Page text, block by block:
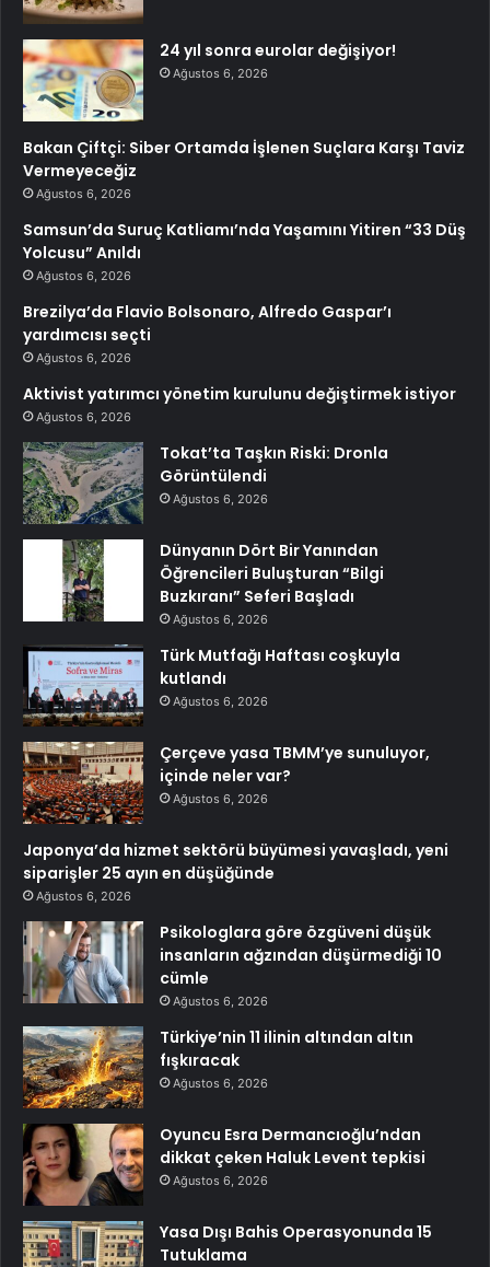
24 yıl sonra eurolar değişiyor!
Ağustos 6, 2026
Bakan Çiftçi: Siber Ortamda İşlenen Suçlara Karşı Taviz
Vermeyeceğiz
Ağustos 6, 2026
Samsun’da Suruç Katliamı’nda Yaşamını Yitiren “33 Düş
Yolcusu” Anıldı
Ağustos 6, 2026
Brezilya’da Flavio Bolsonaro, Alfredo Gaspar’ı
yardımcısı seçti
Ağustos 6, 2026
Aktivist yatırımcı yönetim kurulunu değiştirmek istiyor
Ağustos 6, 2026
Tokat’ta Taşkın Riski: Dronla
Görüntülendi
Ağustos 6, 2026
Dünyanın Dört Bir Yanından
Öğrencileri Buluşturan “Bilgi
Buzkıranı” Seferi Başladı
Ağustos 6, 2026
Türk Mutfağı Haftası coşkuyla
kutlandı
Ağustos 6, 2026
Çerçeve yasa TBMM’ye sunuluyor,
içinde neler var?
Ağustos 6, 2026
Japonya’da hizmet sektörü büyümesi yavaşladı, yeni
siparişler 25 ayın en düşüğünde
Ağustos 6, 2026
Psikologlara göre özgüveni düşük
insanların ağzından düşürmediği 10
cümle
Ağustos 6, 2026
Türkiye’nin 11 ilinin altından altın
fışkıracak
Ağustos 6, 2026
Oyuncu Esra Dermancıoğlu’ndan
dikkat çeken Haluk Levent tepkisi
Ağustos 6, 2026
Yasa Dışı Bahis Operasyonunda 15
Tutuklama